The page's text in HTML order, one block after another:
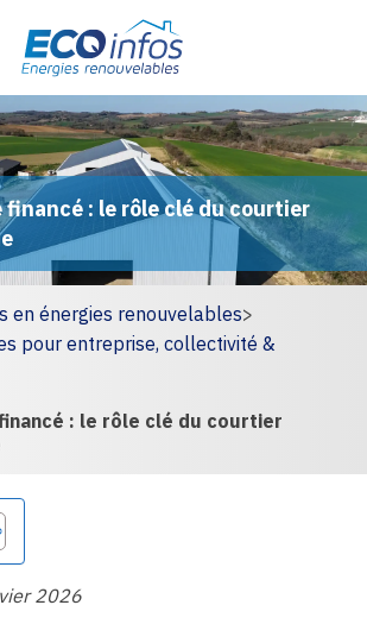
financé : le rôle clé du courtier
en énergies renouvelables>
pour entreprise, collectivité &
: le rôle clé du courtier
2026